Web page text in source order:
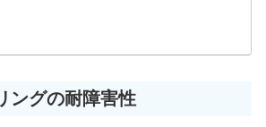
ングの耐障害性